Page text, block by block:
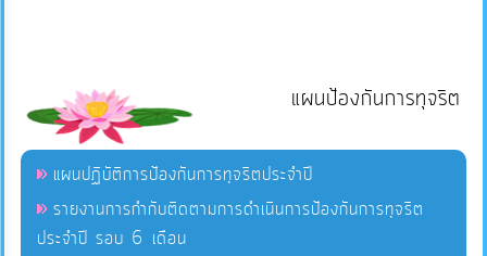
แผนป้องกันการทุจริต
แผนปฏิบัติการป้องกันการทุจริตประจำปี
รายงานการกำกับติดตามการดำเนินการป้องกันการทุจริต
ประจำปี รอบ 6 เดือน